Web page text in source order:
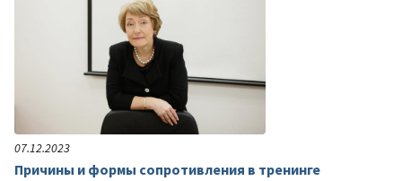
07.12.2023
Причины и формы сопротивления в тренинге